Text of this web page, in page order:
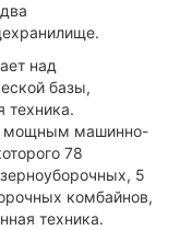
над
базы,
техника.
мощным машинно-
78
5
комбайнов,
техника.